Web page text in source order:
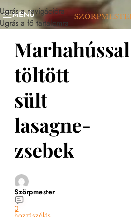
Ugrás a navigációra
Ugrás a fő tartalomra
MENÜ
Marhahússal
töltött
sült
lasagne-
zsebek
Szörpmester
0
hozzászólás